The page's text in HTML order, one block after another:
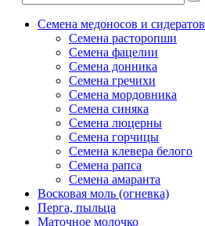
Семена медоносов и сидератов
Семена расторопши
Семена фацелии
Семена донника
Семена гречихи
Семена мордовника
Семена синяка
Семена люцерны
Семена горчицы
Семена клевера белого
Семена рапса
Семена амаранта
Восковая моль (огневка)
Перга, пыльца
Маточное молочко